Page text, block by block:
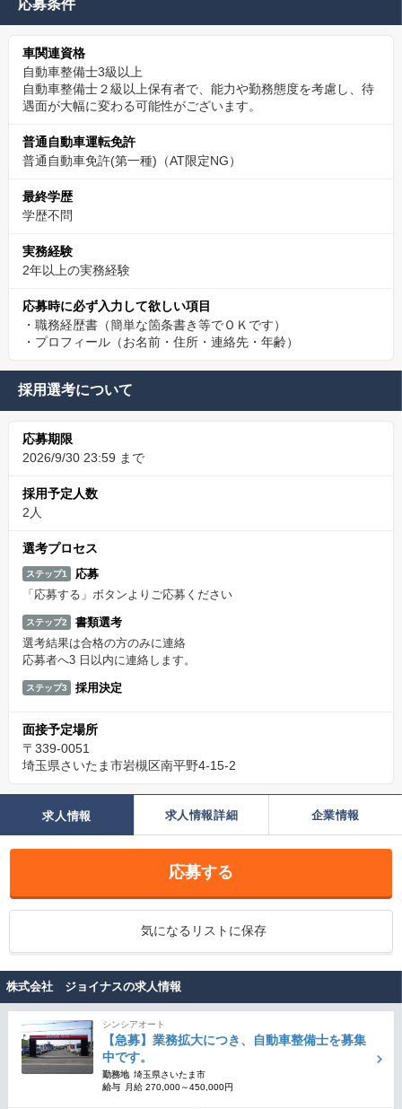
応募条件
車関連資格
自動車整備士3級以上
自動車整備士２級以上保有者で、能力や勤務態度を考慮し、待
遇面が大幅に変わる可能性がございます。
普通自動車運転免許
普通自動車免許(第一種)（AT限定NG）
最終学歴
学歴不問
実務経験
2年以上の実務経験
応募時に必ず入力して欲しい項目
・職務経歴書（簡単な箇条書き等でＯＫです）
・プロフィール（お名前・住所・連絡先・年齢）
採用選考について
応募期限
2026/9/30 23:59 まで
採用予定人数
2人
選考プロセス
ステップ1
応募
「応募する」ボタンよりご応募ください
ステップ2
書類選考
選考結果は合格の方のみに連絡
応募者へ3 日以内に連絡します。
ステップ3 採用決定
面接予定場所
〒339-0051
埼玉県さいたま市岩槻区南平野4-15-2
求人情報 求人情報詳細 企業情報
応募する
気になるリストに保存
株式会社 ジョイナスの求人情報
シンシアオート
【急募】業務拡大につき、自動車整備士を募集
中です。
勤務地 埼玉県さいたま市
給与
月給 270,000～450,000円